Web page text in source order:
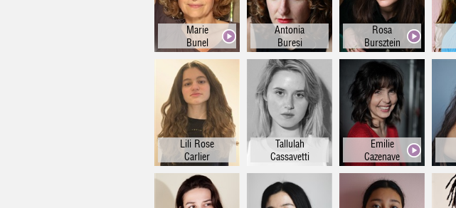
Marie
Bunel
Antonia
Buresi
Rosa
Bursztein
Lili Rose
Carlier
Tallulah
Cassavetti
Emilie
Cazenave